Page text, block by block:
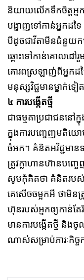
និយាយលើកទឹកចិត្តអ្នក
បង្ហាញទៅកាន់អ្នកដទ
បីដូចជាវីតាមីនជំនួយក
ឆ្ពោះទៅកាន់គោលដៅរួម
គោរពស្រឡាញ់ពីអ្នកដទ
មនុស្សវិជ្ជមានម្នាក់ទ
៤ ការបង្កើតថ្មី
ជាធម្មតាប្រជាជននៅក្
ក្នុងការបញ្ចេញមតិយោ
ចំអក។ គំនិតអវិជ្ជមាន
ត្រូវក្លាហានហ៊ានបញ្ច
សូមកុំគិតថា គំនិតរបស់
គេសើចចម្អកអី ថាមិន
ហ៊ុនរបស់អ្នកឲ្យកាន់ត
មានការបង្កើតថ្មី និង
ណាស់សម្រាប់ភារៈកិច្ច